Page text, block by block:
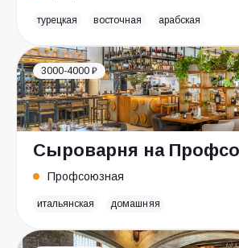
турецкая восточная арабская
3000-4000 ₽
Сыроварня на
Профсоюзная
итальянская домашняя